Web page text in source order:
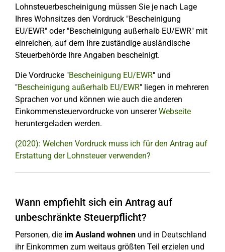
Lohnsteuerbescheinigung müssen Sie je nach Lage
Ihres Wohnsitzes den Vordruck "Bescheinigung
EU/EWR" oder "Bescheinigung außerhalb EU/EWR" mit
einreichen, auf dem Ihre zuständige ausländische
Steuerbehörde Ihre Angaben bescheinigt.
Die Vordrucke "Bescheinigung EU/EWR" und
"Bescheinigung außerhalb EU/EWR" liegen in mehreren
Sprachen vor und können wie auch die anderen
Einkommensteuervordrucke von unsererWebseite
heruntergeladen werden.
(2020): Welchen Vordruck muss ich für den Antrag auf
Erstattung der Lohnsteuer verwenden?
Wann empfiehlt sich ein Antrag auf
unbeschränkte Steuerpflicht?
Personen, die im Ausland wohnen und in Deutschland
ihr Einkommen zum weitaus größten Teil erzielen und